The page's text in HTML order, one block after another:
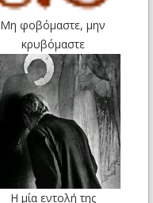
Μη φοβόμαστε, μην
κρυβόμαστε
Η μία εντολή της